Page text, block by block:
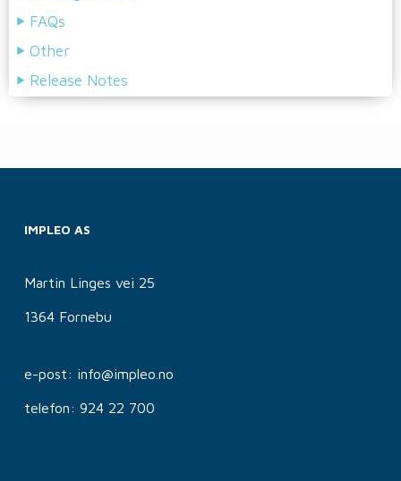
FAQs
Other
Release Notes
IMPLEO AS
Martin Linges vei 25
1364 Fornebu
e-post: info@impleo.no
telefon: 924 22 700